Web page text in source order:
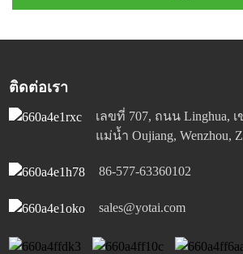
ติดต่อเรา
เลขที่ 707, ถนน Linghua,
แม่น้ำ Oujiang, Wenzhou,
86-577-63360102
sales@yotai.com